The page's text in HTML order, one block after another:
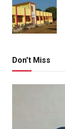
Don't Miss